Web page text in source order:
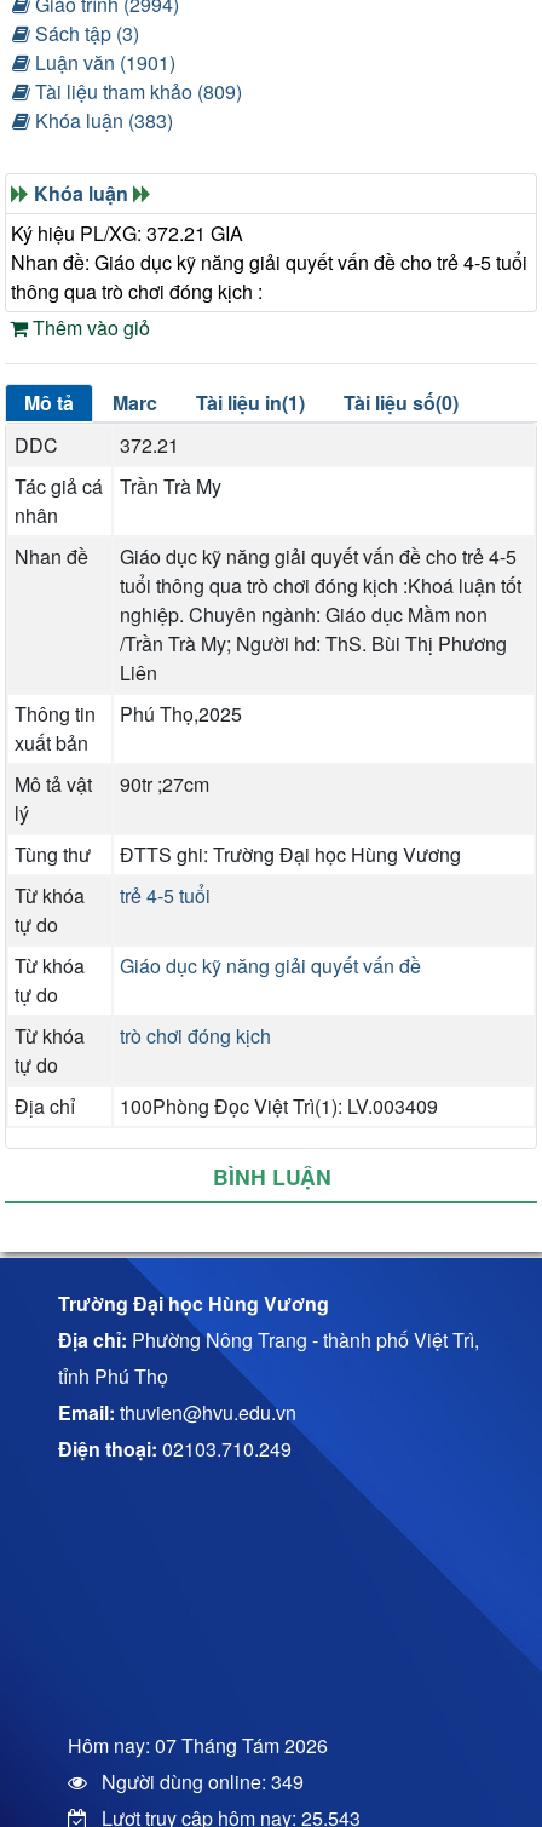
Sách tập (3)
Luận văn (1901)
Tài liệu tham khảo (809)
Khóa luận (383)
Khóa luận
Ký hiệu PL/XG: 372.21 GIA
Nhan đề: Giáo dục kỹ năng giải quyết vấn đề cho trẻ 4-5 tuổi
thông qua trò chơi đóng kịch :
Thêm vào giỏ
Mô tả Marc Tài liệu in(1)
Tài liệu số(0)
DDC
372.21
Tác giả cá
nhân
Trần Trà My
Nhan đề
Giáo dục kỹ năng giải quyết vấn đề cho trẻ 4-5
tuổi thông qua trò chơi đóng kịch :Khoá luận tốt
nghiệp. Chuyên ngành: Giáo dục Mầm non
/Trần Trà My; Người hd: ThS. Bùi Thị Phương
Liên
Thông tin
xuất bản
Phú Thọ,2025
Mô tả vật
lý
90tr ;27cm
Tùng thư
ĐTTS ghi: Trường Đại học Hùng Vương
Từ khóa
tự do
trẻ 4-5 tuổi
Từ khóa
tự do
Giáo dục kỹ năng giải quyết vấn đề
Từ khóa
tự do
trò chơi đóng kịch
Địa chỉ 100Phòng Đọc Việt Trì(1): LV.003409
BÌNH LUẬN
Trường Đại học Hùng Vương
Địa chỉ: Phường Nông Trang - thành phố Việt Trì,
tỉnh Phú Thọ
Email: thuvien@hvu.edu.vn
Điện thoại: 02103.710.249
Hôm nay: 07 Tháng Tám 2026
Người dùng online: 349
Lượt truy cập hôm nay: 25.543